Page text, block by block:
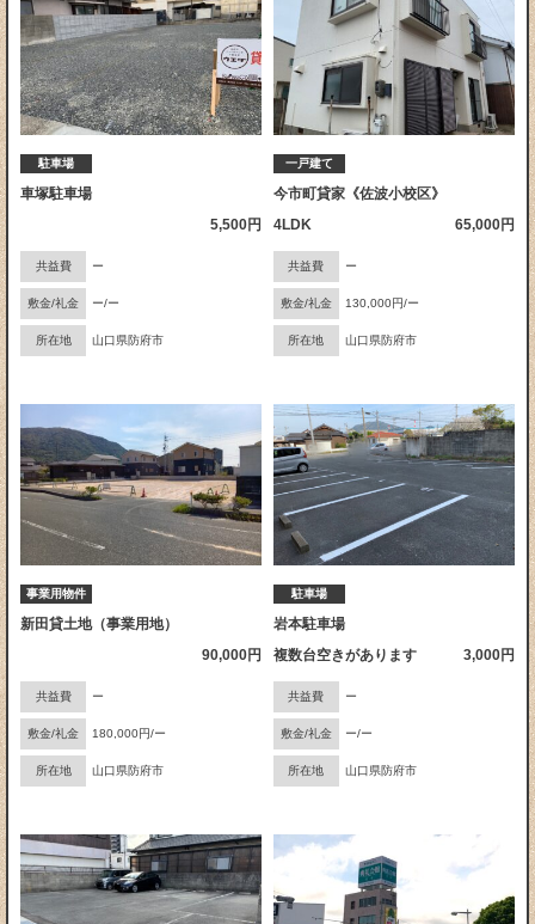
駐車場
車塚駐車場
5,500円
共益費 ー
敷金/礼金 ー/ー
所在地 山口県防府市
一戸建て
今市町貸家《佐波小校区》
4LDK
65,000円
共益費 ー
敷金/礼金 130,000円/ー
所在地 山口県防府市
事業用物件
新田貸土地（事業用地）
90,000円
共益費 ー
敷金/礼金 180,000円/ー
所在地 山口県防府市
駐車場
岩本駐車場
複数台空きがあります
3,000円
共益費 ー
敷金/礼金 ー/ー
所在地 山口県防府市